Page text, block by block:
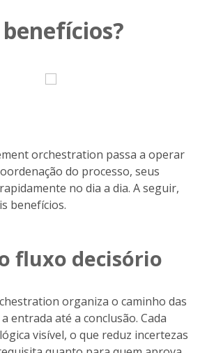
orchestration passa a operar
do processo, seus
no dia a dia. A seguir,
benefícios.
fluxo decisório
organiza o caminho das
entrada até a conclusão. Cada
visível, o que reduz incertezas